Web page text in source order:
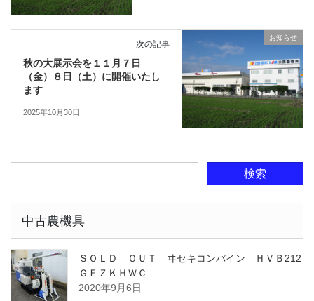
お知らせ
次の記事
秋の大展示会を１１月７日
（金）８日（土）に開催いたし
ます
2025年10月30日
中古農機具
ＳＯＬＤ ＯＵＴ ヰセキコンバイン ＨＶＢ212
ＧＥＺＫＨＷＣ
2020年9月6日